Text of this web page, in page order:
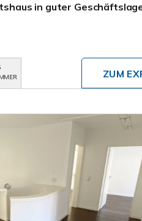
in guter
ZUM